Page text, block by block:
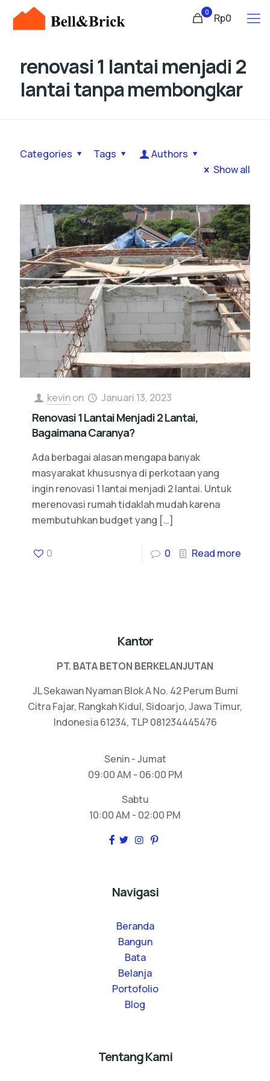
0 Rp0
renovasi 1 lantai menjadi 2
lantai tanpa membongkar
Categories Tags
Authors
Show all
kevinon Januari 13, 2023
Renovasi 1 Lantai Menjadi 2 Lantai,
Bagaimana Caranya?
Ada berbagai alasan mengapa banyak
masyarakat khususnya di perkotaan yang
ingin renovasi 1 lantai menjadi 2 lantai. Untuk
merenovasi rumah tidaklah mudah karena
membutuhkan budget yang […]
0 0 Read more
Kantor
PT. BATA BETON BERKELANJUTAN
JL Sekawan Nyaman Blok A No. 42 Perum Bumi
Citra Fajar, Rangkah Kidul, Sidoarjo, Jawa Timur,
Indonesia 61234, TLP 081234445476
Senin - Jumat
09:00 AM - 06:00 PM
Sabtu
10:00 AM - 02:00 PM
Navigasi
Beranda
Bangun
Bata
Belanja
Portofolio
Blog
Tentang Kami